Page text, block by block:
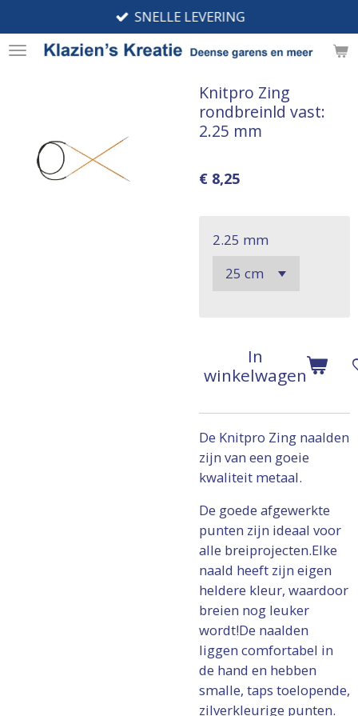
direct
naar
SNELLE LEVERING
Knitpro Zing
rondbreinld vast:
2.25 mm
€ 8,25
2.25 mm
In
winkelwagen
De Knitpro Zing naalden
zijn van een goeie
kwaliteit metaal.
De goede afgewerkte
punten zijn ideaal voor
alle breiprojecten.Elke
naald heeft zijn eigen
heldere kleur, waardoor
breien nog leuker
wordt!De naalden
liggen comfortabel in
de hand en hebben
smalle, taps toelopende,
zilverkleurige punten.